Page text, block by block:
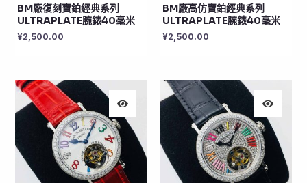
BM廠復刻寶鉑經典系列
ULTRAPLATE腕錶40毫米
¥2,500.00
BM廠高仿寶鉑經典系列
ULTRAPLATE腕錶40毫米
¥2,500.00